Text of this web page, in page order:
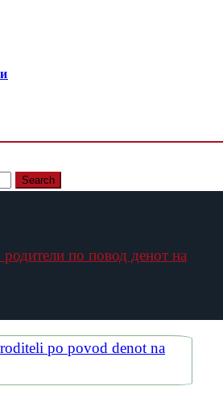
Search
по повод денот на